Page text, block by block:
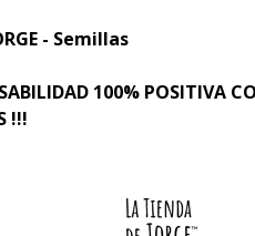
- Semillas
100% POSITIVA
!!!